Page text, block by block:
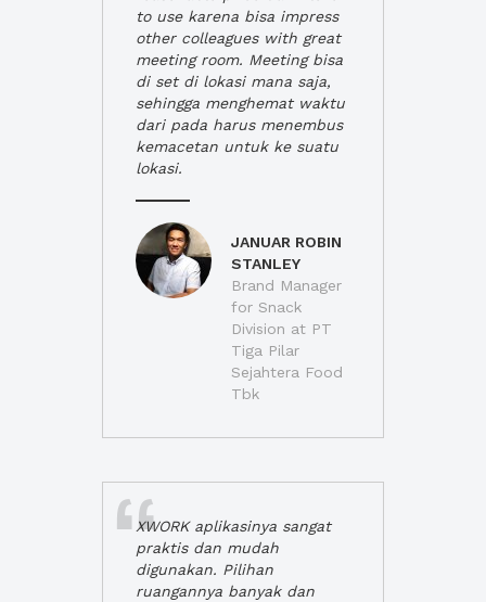
to use karena bisa impress
other colleagues with great
meeting room. Meeting bisa
di set di lokasi mana saja,
sehingga menghemat waktu
dari pada harus menembus
kemacetan untuk ke suatu
lokasi.
JANUAR ROBIN
STANLEY
Brand Manager
for Snack
Division at PT
Tiga Pilar
Sejahtera Food
Tbk
XWORK aplikasinya sangat
praktis dan mudah
digunakan. Pilihan
ruangannya banyak dan